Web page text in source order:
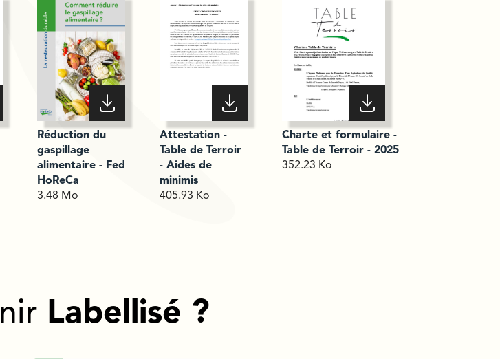
Réduction du
gaspillage
alimentaire - Fed
HoReCa
3.48 Mo
Attestation -
Table de Terroir
- Aides de
minimis
405.93 Ko
Charte et formulaire -
Table de Terroir - 2025
352.23 Ko
Labellisé ?